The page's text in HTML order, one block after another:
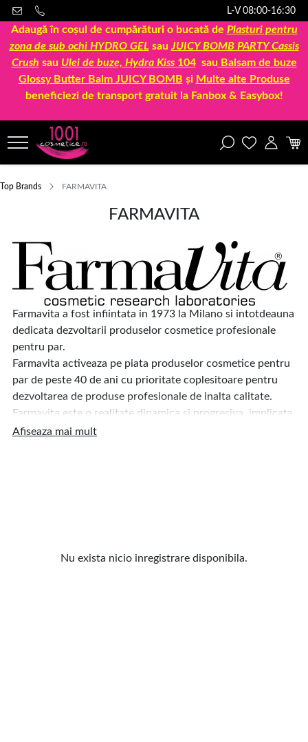
L-V 08:00-16:30
Adaugă în coșul de cumpărături o bucată de Plasturi pentru
zona de sub ochi HYDRO GEL sau JUICY BOMB PARTY Cassis
Crush sau Ulei de buze, Hydra Kiss 104sau Balsam de buze
Glossy Butter Balm JUICY BOMB și Multe alte Produse
beneficiezi de transport gratuit la Fanbox & Easybox!
Top Brands FARMAVITA
FARMAVITA
Farmavita a fost infiintata in 1973 la Milano si intotdeauna
dedicata dezvoltarii produselor cosmetice profesionale
pentru par.
Farmavita activeaza pe piata produselor cosmetice pentru
par de peste 40 de ani cu prioritate coplesitoare pentru
dezvoltarea de produse profesionale de inalta calitate.
Farmavita este o realitate dinamica si progresiva, implicata
constant in garantarea calitatii inalte a produselor sale,
Afiseaza mai mult
Nu exista nicio inregistrare disponibila.